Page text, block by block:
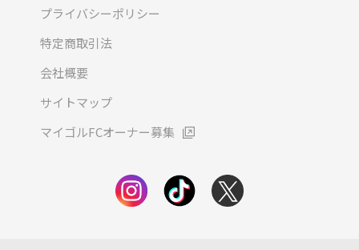
プライバシーポリシー
特定商取引法
会社概要
サイトマップ
マイゴルFCオーナー募集